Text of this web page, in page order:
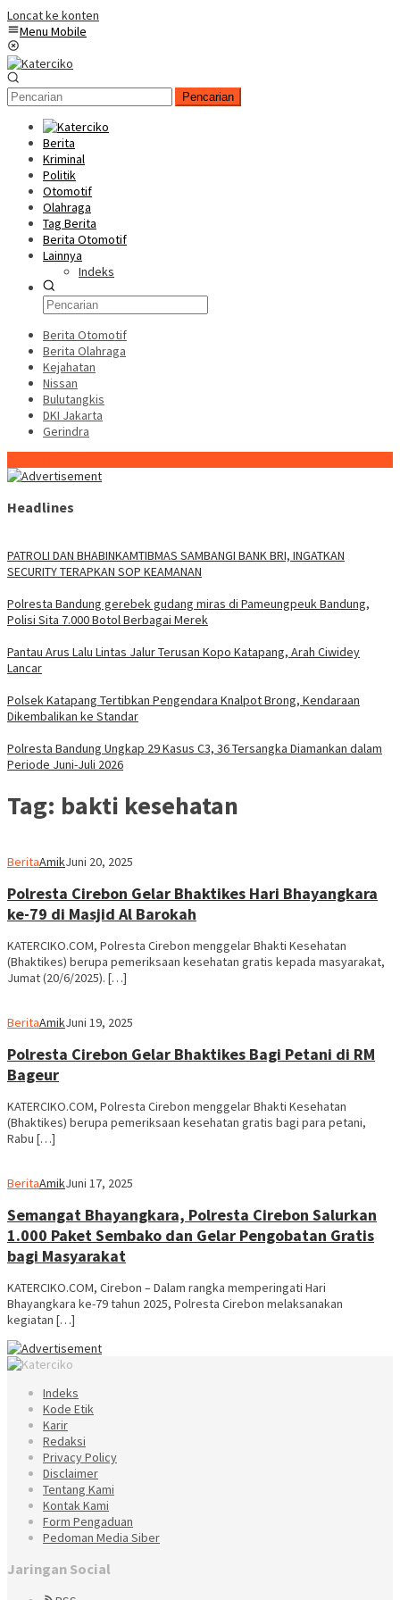
Loncat ke konten
Menu Mobile
Pencarian
Berita
Kriminal
Politik
Otomotif
Olahraga
Tag Berita
Berita Otomotif
Lainnya
Indeks
Berita Otomotif
Berita Olahraga
Kejahatan
Nissan
Bulutangkis
DKI Jakarta
Gerindra
Headlines
‎PATROLI DAN BHABINKAMTIBMAS SAMBANGI BANK BRI, INGATKAN
SECURITY TERAPKAN SOP KEAMANAN
Polresta Bandung gerebek gudang miras di Pameungpeuk Bandung,
Polisi Sita 7.000 Botol Berbagai Merek
Pantau Arus Lalu Lintas Jalur Terusan Kopo Katapang, Arah Ciwidey
Lancar
Polsek Katapang Tertibkan Pengendara Knalpot Brong, Kendaraan
Dikembalikan ke Standar
Polresta Bandung Ungkap 29 Kasus C3, 36 Tersangka Diamankan dalam
Periode Juni-Juli 2026
Tag: bakti kesehatan
BeritaAmikJuni 20, 2025
Polresta Cirebon Gelar Bhaktikes Hari Bhayangkara
ke-79 di Masjid Al Barokah
KATERCIKO.COM, Polresta Cirebon menggelar Bhakti Kesehatan
(Bhaktikes) berupa pemeriksaan kesehatan gratis kepada masyarakat,
Jumat (20/6/2025). […]
BeritaAmikJuni 19, 2025
Polresta Cirebon Gelar Bhaktikes Bagi Petani di RM
Bageur
KATERCIKO.COM, Polresta Cirebon menggelar Bhakti Kesehatan
(Bhaktikes) berupa pemeriksaan kesehatan gratis bagi para petani,
Rabu […]
BeritaAmikJuni 17, 2025
Semangat Bhayangkara, Polresta Cirebon Salurkan
1.000 Paket Sembako dan Gelar Pengobatan Gratis
bagi Masyarakat
KATERCIKO.COM, Cirebon – Dalam rangka memperingati Hari
Bhayangkara ke-79 tahun 2025, Polresta Cirebon melaksanakan
kegiatan […]
Indeks
Kode Etik
Karir
Redaksi
Privacy Policy
Disclaimer
Tentang Kami
Kontak Kami
Form Pengaduan
Pedoman Media Siber
Jaringan Social